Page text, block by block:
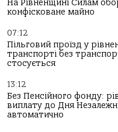
На Рівненщині Силам
конфісковане майно
07:12
Пільговий проїзд у
транспорті без
стосується
13:12
Без Пенсійного фонду:
виплату до Дня
автоматично